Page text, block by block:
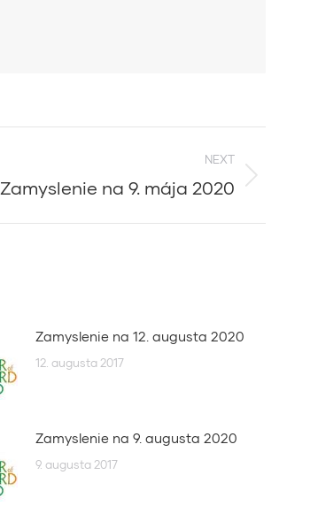
NEXT
Zamyslenie na 9. mája 2020
Zamyslenie na 12. augusta 2020
12. augusta 2017
Zamyslenie na 9. augusta 2020
9. augusta 2017